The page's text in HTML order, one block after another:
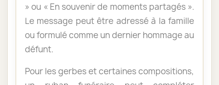
» ou « En souvenir de moments partagés ».
Le message peut être adressé à la famille
ou formulé comme un dernier hommage au
défunt.
Pour les gerbes et certaines compositions,